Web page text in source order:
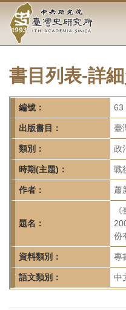
要
中
央
研
究
院-
臺
灣
史
研
究
所-
首
頁
書目列表-詳
編號： 63
出版書目： 臺
類別： 政
時期(主題)： 戰
作者： 蕭
題名：
份
資料類別： 專
語文類別： 中